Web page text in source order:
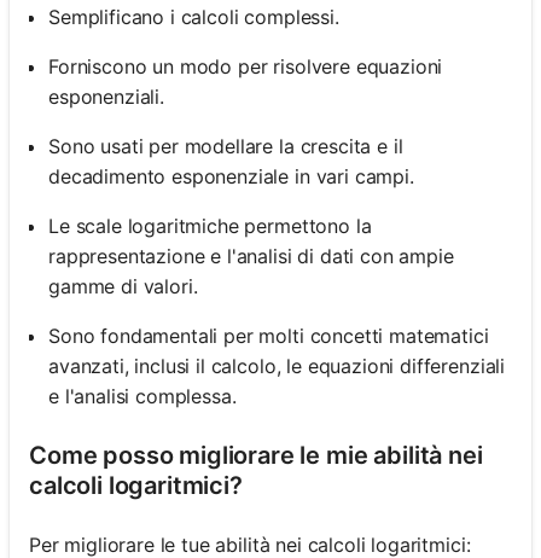
Semplificano i calcoli complessi.
Forniscono un modo per risolvere equazioni
esponenziali.
Sono usati per modellare la crescita e il
decadimento esponenziale in vari campi.
Le scale logaritmiche permettono la
rappresentazione e l'analisi di dati con ampie
gamme di valori.
Sono fondamentali per molti concetti matematici
avanzati, inclusi il calcolo, le equazioni differenziali
e l'analisi complessa.
Come posso migliorare le mie abilità nei
calcoli logaritmici?
Per migliorare le tue abilità nei calcoli logaritmici: